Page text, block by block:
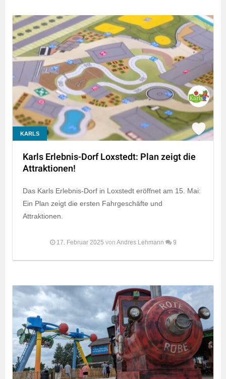
KARLS
Karls Erlebnis-Dorf Loxstedt: Plan zeigt die
Attraktionen!
Das Karls Erlebnis-Dorf in Loxstedt eröffnet am 15. Mai:
Ein Plan zeigt die ersten Fahrgeschäfte und
Attraktionen.
17. Februar 2025 von Andres Lehmann 9